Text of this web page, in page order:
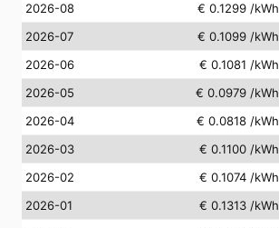
2026-08 € 0.1299 /kWh
2026-07
€ 0.1099 /kWh
2026-06
€ 0.1081 /kWh
2026-05
€ 0.0979 /kWh
2026-04
€ 0.0818 /kWh
2026-03
€ 0.1100 /kWh
2026-02
€ 0.1074 /kWh
2026-01
€ 0.1313 /kWh